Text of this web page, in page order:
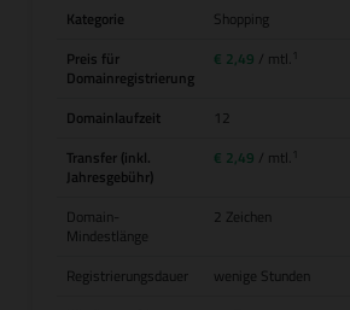
Kategorie
Shopping
Preis für
Domainregistrierung
€ 2,49 / mtl.
Domainlaufzeit
12
Transfer (inkl.
Jahresgebühr)
€ 2,49 / mtl.
Domain-
Mindestlänge
2 Zeichen
Registrierungsdauer
wenige Stunden